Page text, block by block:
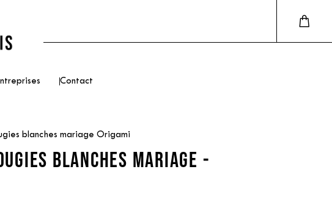
Contact
blanches mariage Origami
BLANCHES MARIAGE -